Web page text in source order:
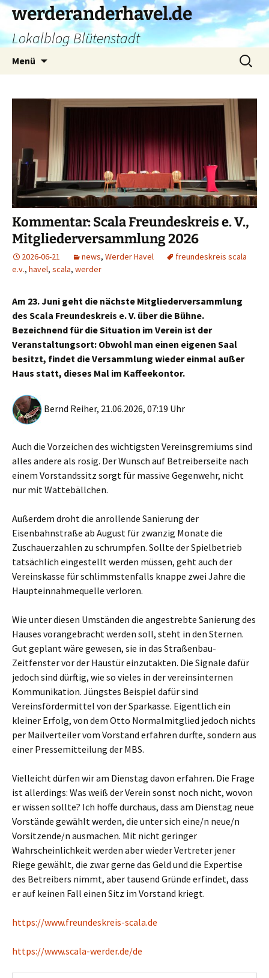
Zum
Inhalt
springen
werderanderhavel.de
Lokalblog Blütenstadt
Menü
Suchen
nach:
Kommentar: Scala Freundeskreis e. V.,
Mitgliederversammlung 2026
2026-06-21 news, Werder Havel
freundeskreis scala
e.v., havel, scala, werder
Am 23. Juni geht die nächste Mitgliederversammlung
des Scala Freundeskreis e. V. über die Bühne.
Bezeichnend für die Situation im Verein ist der
Veranstaltungsort: Obwohl man einen eigenen Saal
besitzt, findet die Versammlung wieder einmal außer
Haus statt, dieses Mal im Kaffeekontor.
Bernd Reiher, 21.06.2026, 07:19 Uhr
Auch die Vorzeichen des wichtigsten Vereinsgremiums sind
alles andere als rosig. Der Wunsch auf Betreiberseite nach
einem Vorstandssitz sorgt für massive Gegenwehr, nicht
nur mit Wattebällchen.
Außerdem droht die anrollende Sanierung der
Eisenbahnstraße ab August für zwanzig Monate die
Zuschauerzahlen zu schrumpfen. Sollte der Spielbetrieb
tatsächlich eingestellt werden müssen, geht auch der
Vereinskasse für schlimmstenfalls knappe zwei Jahre die
Haupteinnahmequelle verloren.
Wie unter diesen Umständen die angestrebte Sanierung des
Hauses vorangebracht werden soll, steht in den Sternen.
Gut geplant wäre gewesen, sie in das Straßenbau-
Zeitfenster vor der Haustür einzutakten. Die Signale dafür
jedoch sind dürftig, wie so vieles in der vereinsinternen
Kommunikation. Jüngstes Beispiel dafür sind
Vereinsfördermittel von der Sparkasse. Eigentlich ein
kleiner Erfolg, von dem Otto Normalmitglied jedoch nichts
per Mailverteiler vom Vorstand erfahren durfte, sondern aus
einer Pressemitteilung der MBS.
Vielleicht dürfen wir am Dienstag davon erfahren. Die Frage
ist allerdings: Was weiß der Verein sonst noch nicht, wovon
er wissen sollte? Ich hoffe durchaus, dass am Dienstag neue
Vorstände gewählt werden, die unter sich eine/n neue/n
Vorsitzende/n ausmachen. Mit nicht geringer
Wahrscheinlichkeit werden aber wieder Vertreter jener
Riege gewählt, die zwar gerne das Geld und die Expertise
des Betreibers nimmt, aber tausend Gründe erfindet, dass
er auf keinen Fall einen Sitz im Vorstand kriegt.
https://www.freundeskreis-scala.de
https://www.scala-werder.de/de